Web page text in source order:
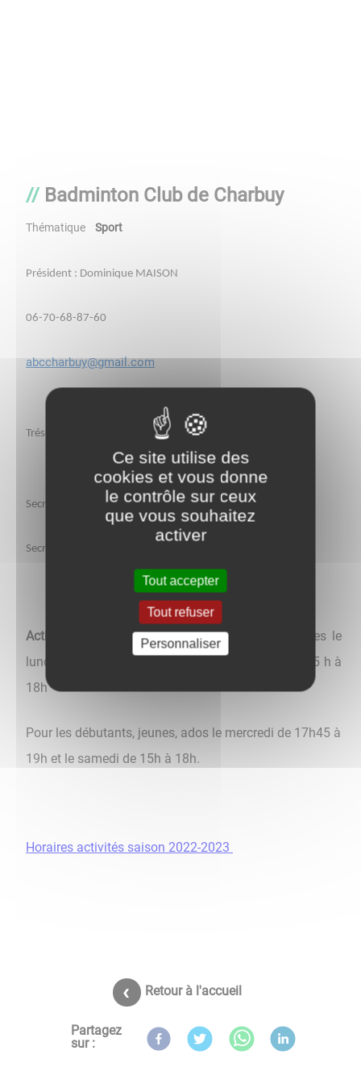
Badminton Club de Charbuy
Thématique Sport
Président : Dominique MAISON
06-70-68-87-60
abccharbuy@gmail.com
Trésorier : Laurent GALISOT
Secrétaire général : Gilles MALHAIZE
Secrétaire adjointe : Élodie JOLLIN
Activités:
Entrainement et jeu libre pour les adultes le
lundi et le mercredi de 19h à 22h et le samedi de 15 h à
18h
Pour les débutants, jeunes, ados le mercredi de 17h45 à
19h et le samedi de 15h à 18h.
Horaires activités saison 2022-2023
Retour à l'accueil
Partagez
sur :
Ce site utilise des
cookies et vous donne
le contrôle sur ceux
que vous souhaitez
activer
Tout accepter
Tout refuser
Personnaliser